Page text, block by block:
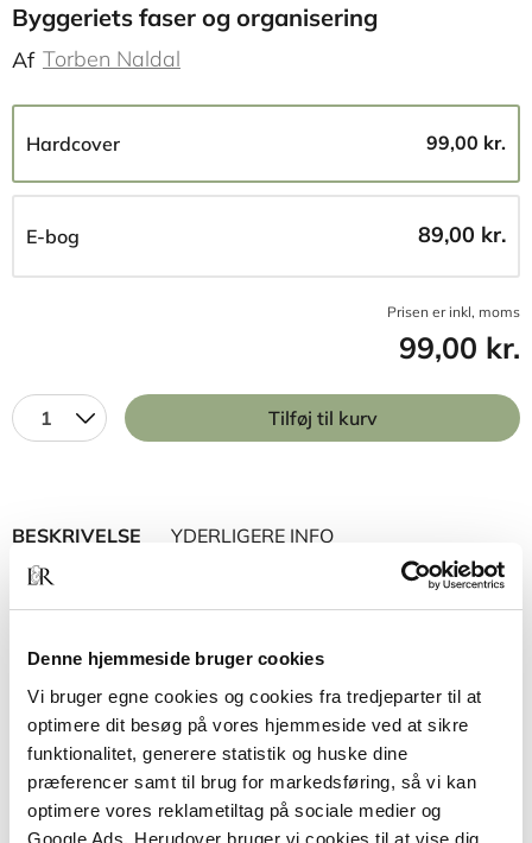
Denne hjemmeside bruger cookies
Vi bruger egne cookies og cookies fra tredjeparter til at
optimere dit besøg på vores hjemmeside ved at sikre
funktionalitet, generere statistik og huske dine
præferencer samt til brug for markedsføring, så vi kan
optimere vores reklametiltag på sociale medier og
Google Ads. Herudover bruger vi cookies til at vise dig
Byggeriets faser og organisering
Af Torben Naldal
Hardcover 99,00 kr.
E-bog 89,00 kr.
Prisen er inkl, moms
99,00 kr.
1 Tilføj til kurv
BESKRIVELSE YDERLIGERE INFO
er en kort og let
faser og organisationsformer indenfor dansk
tilegne sig viden om disse forhold, hvad enten det
måtte være som et led i uddannelse til eksempelvis
ingeniør eller arkitekt, eller der er tale om en
bygherres behov for at opnå en bedre forståelse
for processerne i forbindelse med gennemførelsen